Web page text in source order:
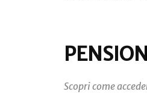
Scopri come